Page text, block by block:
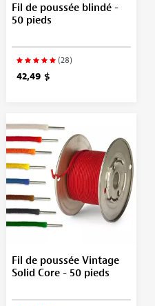
Fil de poussée blindé -
50 pieds
(28)
42,49 $
Fil de poussée Vintage
Solid Core - 50 pieds